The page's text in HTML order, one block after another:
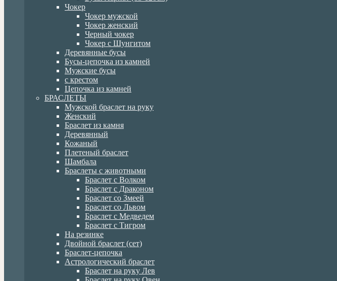
Чокер
Чокер мужской
Чокер женский
Черный чокер
Чокер с Шунгитом
Деревянные бусы
Бусы-цепочка из камней
Мужские бусы
с крестом
Цепочка из камней
БРАСЛЕТЫ
Мужской браслет на руку
Женский
Браслет из камня
Деревянный
Кожаный
Плетеный браслет
Шамбала
Браслеты с животными
Браслет с Волком
Браслет с Драконом
Браслет со Змеей
Браслет со Львом
Браслет с Медведем
Браслет с Тигром
На резинке
Двойной браслет (сет)
Браслет-цепочка
Астрологический браслет
Браслет на руку Лев